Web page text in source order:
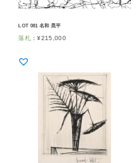
LOT 081 名和 晃平
落札 ：¥215,000